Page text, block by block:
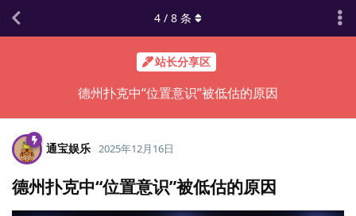
站长分享区
德州扑克中“位置意识”被低估的原因
4 / 8 条
通宝娱乐 2025年12月16日
德州扑克中“位置意识”被低估的原因